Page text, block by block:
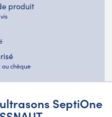
produit
ou chèque
SeptiOne